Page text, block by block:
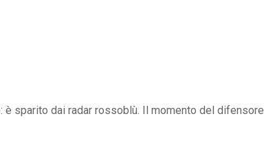
è sparito dai radar rossoblù. Il momento del difensore